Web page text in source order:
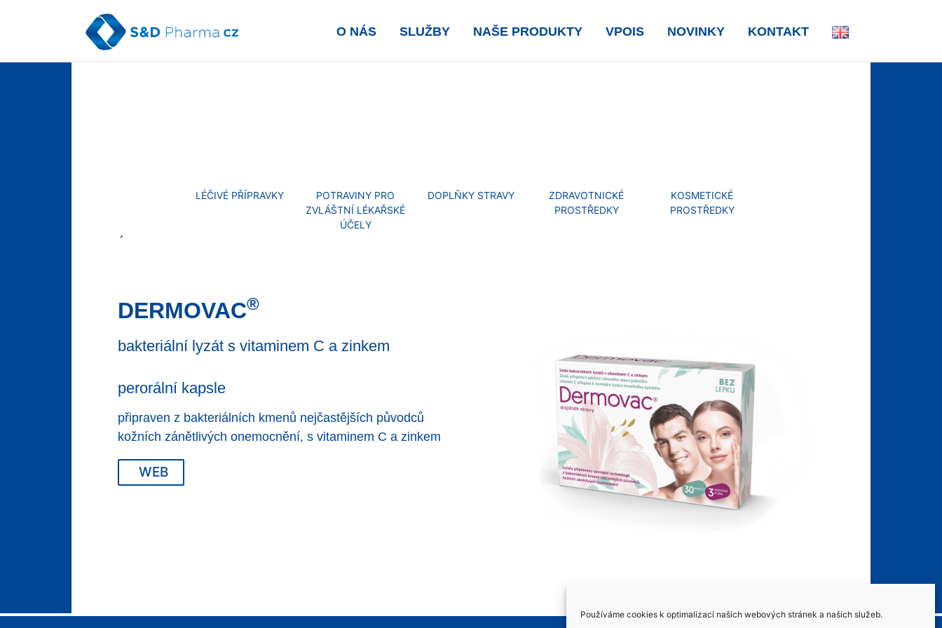
Používáme cookies k optimalizaci našich webových stránek a našich služeb.
O NÁS SLUŽBY NAŠE PRODUKTY VPOIS NOVINKY KONTAKT
LÉČIVÉ PŘÍPRAVKY
POTRAVINY PRO
ZVLÁŠTNÍ LÉKAŘSKÉ
ÚČELY
DOPLŇKY STRAVY
ZDRAVOTNICKÉ
PROSTŘEDKY
KOSMETICKÉ
PROSTŘEDKY
´
DERMOVAC®
bakteriální lyzát s vitaminem C a zinkem
perorální kapsle
připraven z bakteriálních kmenů nejčastějších původců
kožních zánětlivých onemocnění, s vitaminem C a zinkem
WEB